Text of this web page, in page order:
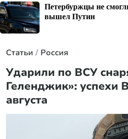
Петербуржцы не
вышел Путин
Статьи Россия
Ударили по ВСУ
Геленджик»: успехи
августа